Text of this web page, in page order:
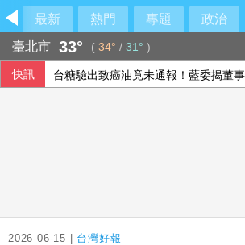
最新 熱門 專題 政治
臺北市 33° ( 34° / 31° )
快訊 台糖驗出致癌油竟未通報！藍委揭董
2026-06-15 | 台灣好報